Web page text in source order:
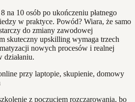
8 na 10 osób po ukończeniu płatnego
w praktyce. Powód? Wiara, że samo
do zmiany zawodowej
skuteczny upskilling wymaga trzech
nowych procesów i realnej
z poczuciem rozczarowania, bo